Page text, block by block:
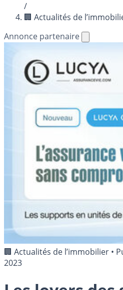
/
🏢 Actualités de
Annonce partenaire
🏢 Actualités de l’immobilier •
2023